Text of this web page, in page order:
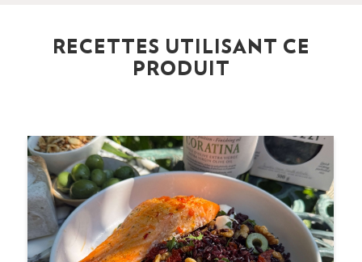
RECETTES UTILISANT CE
PRODUIT